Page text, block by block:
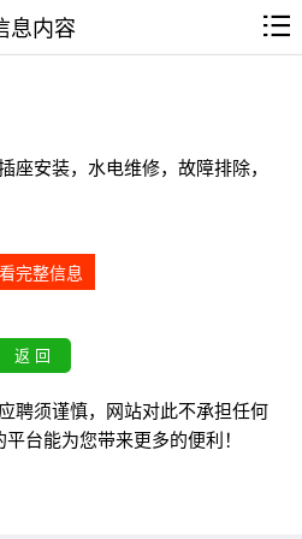
息内容
座安装，水电维修，故障排除，
完整信息
聘须谨慎，网站对此不承担任何
台能为您带来更多的便利！